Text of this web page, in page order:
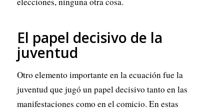
El papel decisivo de la
juventud
Otro elemento importante en la ecuación fue la
juventud que jugó un papel decisivo tanto en las
manifestaciones como en el comicio. En estas